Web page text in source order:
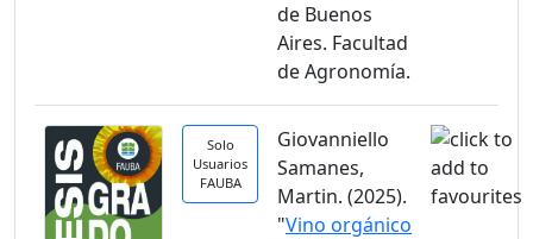
de Buenos
Aires. Facultad
de Agronomía.
Solo
Usuarios
FAUBA
Giovanniello
Samanes,
Martin. (2025).
"Vino orgánico